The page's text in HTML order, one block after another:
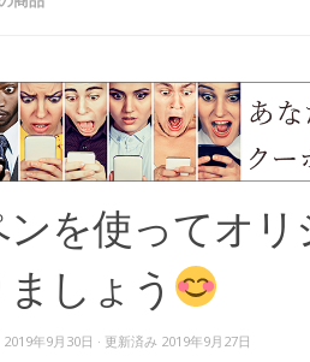
ンを使ってオ
しょう
2019年9月30日 · 更新済み 2019年9月27日